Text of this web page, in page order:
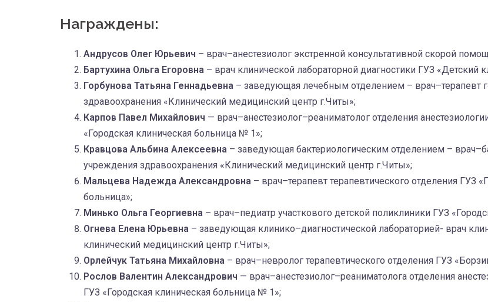
Награждены:
Андрусов Олег Юрьевич – врач–анестезиолог экстренной консультативной скорой
Бартухина Ольга Егоровна – врач клинической лабораторной диагностики ГУЗ «Детский
Горбунова Татьяна Геннадьевна – заведующая лечебным отделением – врач–терапевт
здравоохранения «Клинический медицинский центр г.Читы»;
Карпов Павел Михайлович — врач–анестезиолог–реаниматолог отделения
«Городская клиническая больница № 1»;
Кравцова Альбина Алексеевна – заведующая бактериологическим отделением –
учреждения здравоохранения «Клинический медицинский центр г.Читы»;
Мальцева Надежда Александровна – врач–терапевт терапевтического отделения ГУЗ
больница»;
Минько Ольга Георгиевна – врач–педиатр участкового детской поликлиники ГУЗ
Огнева Елена Юрьевна – заведующая клинико–диагностической лабораторией- врач
клинический медицинский центр г.Читы»;
Орлейчук Татьяна Михайловна – врач–невролог терапевтического отделения ГУЗ
Рослов Валентин Александрович — врач–анестезиолог–реаниматолога отделения
ГУЗ «Городская клиническая больница № 1»;